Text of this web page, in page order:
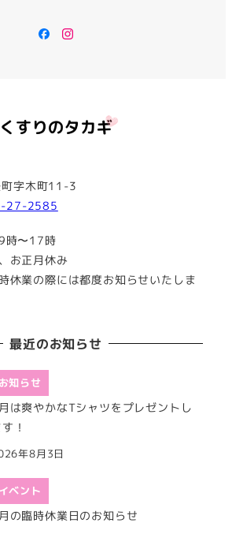
Facebook
Instagram
字木町11-3
27-2585
時〜17時
お正月休み
休業の際には都度お知らせいたしま
最近のお知らせ
お知らせ
は爽やかなTシャツをプレゼントし
！
年8月3日
イベント
の臨時休業日のお知らせ